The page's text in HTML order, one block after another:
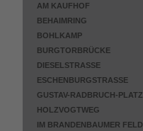
AM KAUFHOF
BEHAIMRING
BOHLKAMP
BURGTORBRÜCKE
DIESELSTRASSE
ESCHENBURGSTRASSE
GUSTAV-RADBRUCH-PLATZ
HOLZVOGTWEG
IM BRANDENBAUMER FELD